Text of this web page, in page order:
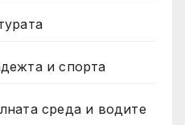
и спорта
среда и водите